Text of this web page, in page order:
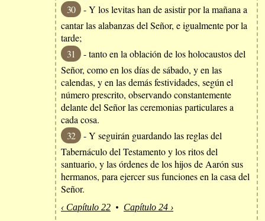
30
- Y los levitas han de asistir por la mañana a
cantar las alabanzas del Señor, e igualmente por la
tarde;
31
- tanto en la oblación de los holocaustos del
Señor, como en los días de sábado, y en las
calendas, y en las demás festividades, según el
número prescrito, observando constantemente
delante del Señor las ceremonias particulares a
cada cosa.
32
- Y seguirán guardando las reglas del
Tabernáculo del Testamento y los ritos del
santuario, y las órdenes de los hijos de Aarón sus
hermanos, para ejercer sus funciones en la casa del
Señor.
‹ Capítulo 22 • Capítulo 24 ›